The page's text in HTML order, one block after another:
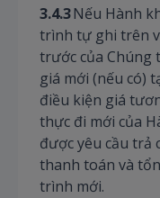
3.4.3Nếu Hành
trình tự ghi trên
trước của Chúng
giá mới (nếu có)
điều kiện giá
thực đi mới của
được yêu cầu trả
thanh toán và
trình mới.